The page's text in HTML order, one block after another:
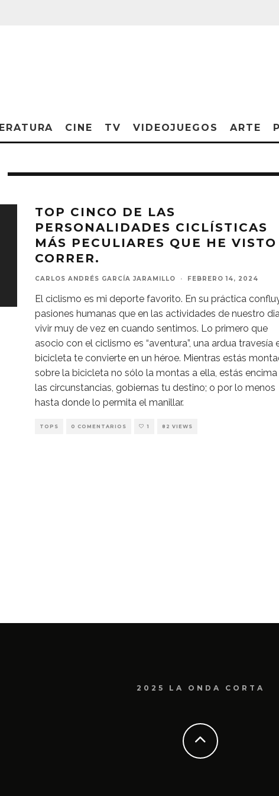
CINE TV VIDEOJUEGOS ARTE
TOP CINCO DE LAS
PERSONALIDADES CICLÍSTICAS
MÁS PECULIARES QUE HE VISTO
CORRER.
CARLOS ANDRÉS GARCÍA JARAMILLO · FEBRERO 14, 2024
El ciclismo es mi deporte favorito. En su práctica
pasiones humanas que en las actividades de nuestro
vivir muy de vez en cuando sentimos. Lo primero que
asocio con el ciclismo es “aventura”, una ardua travesía
bicicleta te convierte en un héroe. Mientras estás
sobre la bicicleta no sólo la montas a ella, estás
las circunstancias, gobiernas tu destino; o por lo menos
hasta donde lo permita el manillar.
TOPS 0 COMENTARIOS 1 82 VIEWS
2025 LA ONDA CORTA